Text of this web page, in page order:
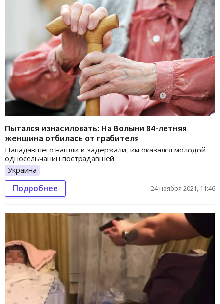
Пытался изнасиловать: На Волыни 84-летняя
женщина отбилась от грабителя
Нападавшего нашли и задержали, им оказался молодой
односельчанин пострадавшей.
Украина
Подробнее 24 ноября 2021, 11:46